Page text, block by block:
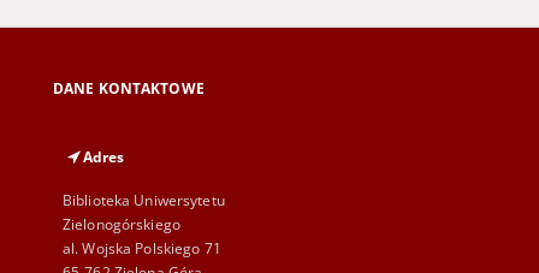
DANE KONTAKTOWE
Adres
Biblioteka Uniwersytetu
Zielonogórskiego
al. Wojska Polskiego 71